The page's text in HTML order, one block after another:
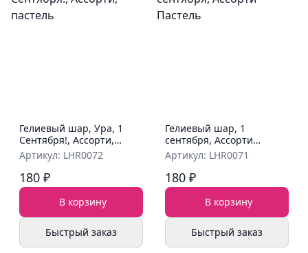
Гелиевый шар, Ура, 1
Сентября!, Ассорти,
пастель
Артикул: LHR0072
180 ₽
В корзину
Быстрый заказ
Гелиевый шар, 1
сентября, Ассорти
Пастель
Артикул: LHR0071
180 ₽
В корзину
Быстрый заказ